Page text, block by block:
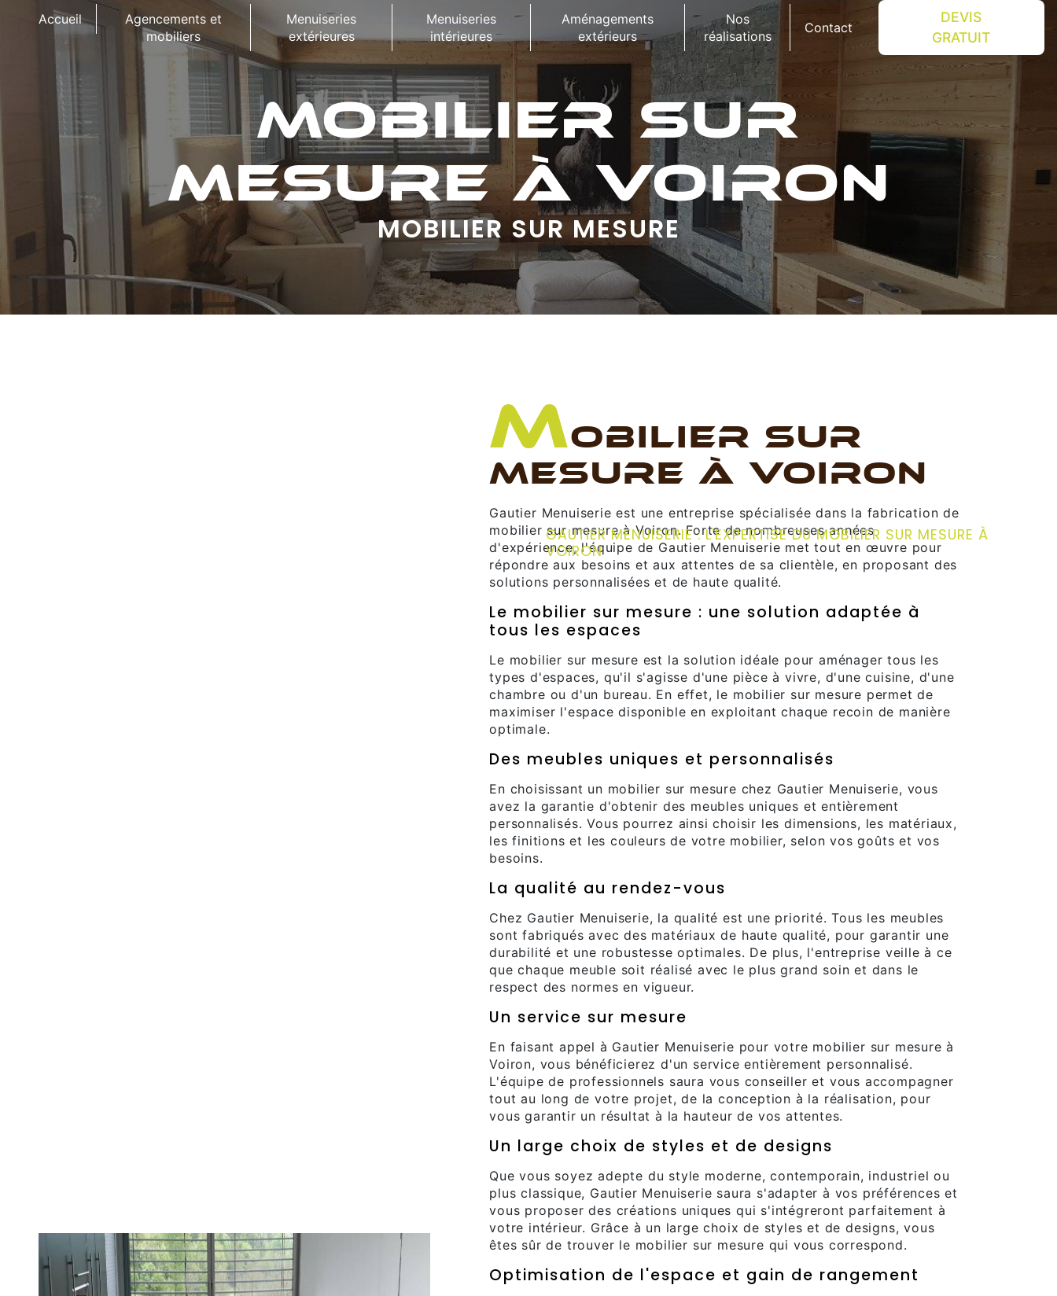
Accueil
Agencements et
mobiliers
Menuiseries
extérieures
Menuiseries
intérieures
Aménagements
extérieurs
Nos
réalisations
Contact
DEVIS
GRATUIT
MOBILIER SUR
MESURE À VOIRON
MOBILIER SUR MESURE
MOBILIER SUR
MESURE À VOIRON
GAUTIER MENUISERIE : L'EXPERTISE DU MOBILIER SUR MESURE À
VOIRON
Gautier Menuiserie est une entreprise spécialisée dans la fabrication de
mobilier sur mesure à Voiron. Forte de nombreuses années
d'expérience, l'équipe de Gautier Menuiserie met tout en œuvre pour
répondre aux besoins et aux attentes de sa clientèle, en proposant des
solutions personnalisées et de haute qualité.
Le mobilier sur mesure : une solution adaptée à
tous les espaces
Le mobilier sur mesure est la solution idéale pour aménager tous les
types d'espaces, qu'il s'agisse d'une pièce à vivre, d'une cuisine, d'une
chambre ou d'un bureau. En effet, le mobilier sur mesure permet de
maximiser l'espace disponible en exploitant chaque recoin de manière
optimale.
Des meubles uniques et personnalisés
En choisissant un mobilier sur mesure chez Gautier Menuiserie, vous
avez la garantie d'obtenir des meubles uniques et entièrement
personnalisés. Vous pourrez ainsi choisir les dimensions, les matériaux,
les finitions et les couleurs de votre mobilier, selon vos goûts et vos
besoins.
La qualité au rendez-vous
Chez Gautier Menuiserie, la qualité est une priorité. Tous les meubles
sont fabriqués avec des matériaux de haute qualité, pour garantir une
durabilité et une robustesse optimales. De plus, l'entreprise veille à ce
que chaque meuble soit réalisé avec le plus grand soin et dans le
respect des normes en vigueur.
Un service sur mesure
En faisant appel à Gautier Menuiserie pour votre mobilier sur mesure à
Voiron, vous bénéficierez d'un service entièrement personnalisé.
L'équipe de professionnels saura vous conseiller et vous accompagner
tout au long de votre projet, de la conception à la réalisation, pour
vous garantir un résultat à la hauteur de vos attentes.
Un large choix de styles et de designs
Que vous soyez adepte du style moderne, contemporain, industriel ou
plus classique, Gautier Menuiserie saura s'adapter à vos préférences et
vous proposer des créations uniques qui s'intégreront parfaitement à
votre intérieur. Grâce à un large choix de styles et de designs, vous
êtes sûr de trouver le mobilier sur mesure qui vous correspond.
Optimisation de l'espace et gain de rangement
Panneau de gestion des cookies